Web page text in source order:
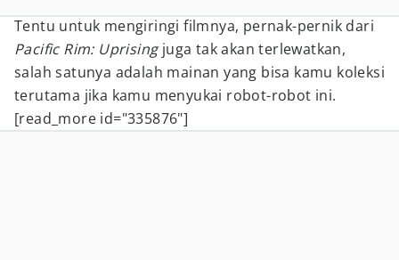
Tentu untuk mengiringi filmnya, pernak-pernik dari
Pacific Rim: Uprisingjuga tak akan terlewatkan,
salah satunya adalah mainan yang bisa kamu koleksi
terutama jika kamu menyukai robot-robot ini.
[read_more id="335876"]